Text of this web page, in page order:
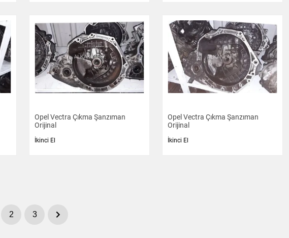
Opel Vectra Çıkma Şanzıman
Orijinal
İkinci El
Opel Vectra Çıkma Şanzıman
Orijinal
İkinci El
2 3